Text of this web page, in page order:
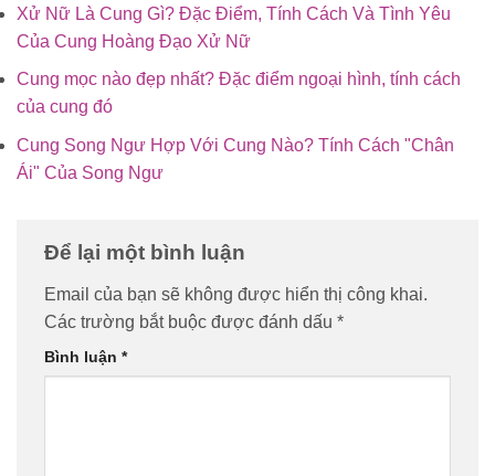
Xử Nữ Là Cung Gì? Đặc Điểm, Tính Cách Và Tình Yêu
Của Cung Hoàng Đạo Xử Nữ
Cung mọc nào đẹp nhất? Đặc điểm ngoại hình, tính cách
của cung đó
Cung Song Ngư Hợp Với Cung Nào? Tính Cách "Chân
Ái" Của Song Ngư
Để lại một bình luận
Email của bạn sẽ không được hiển thị công khai.
Các trường bắt buộc được đánh dấu *
Bình luận *